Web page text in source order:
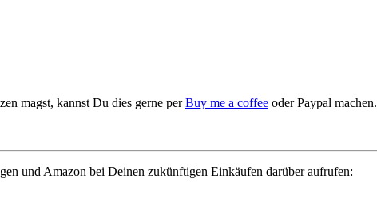
magst, kannst Du dies gerne perBuy me a coffee oder Paypal machen.
und Amazon bei Deinen zukünftigen Einkäufen darüber aufrufen: